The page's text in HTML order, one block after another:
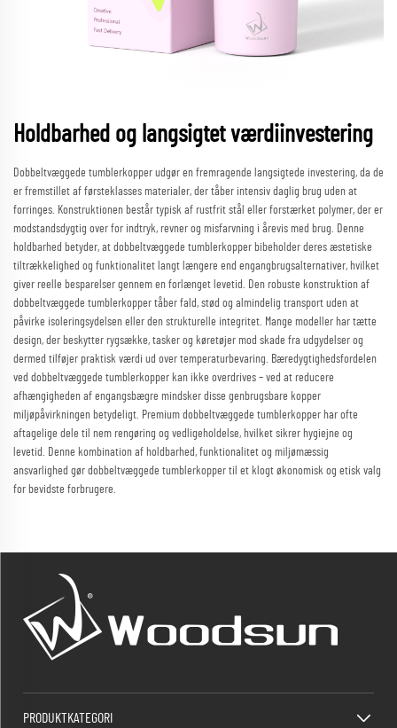
Holdbarhed og langsigtet værdiinvestering
Dobbeltvæggede tumblerkopper udgør en fremragende langsigtede investering, da de
er fremstillet af førsteklasses materialer, der tåber intensiv daglig brug uden at
forringes. Konstruktionen består typisk af rustfrit stål eller forstærket polymer, der er
modstandsdygtig over for indtryk, revner og misfarvning i årevis med brug. Denne
holdbarhed betyder, at dobbeltvæggede tumblerkopper bibeholder deres æstetiske
tiltrækkelighed og funktionalitet langt længere end engangbrugsalternativer, hvilket
giver reelle besparelser gennem en forlænget levetid. Den robuste konstruktion af
dobbeltvæggede tumblerkopper tåber fald, stød og almindelig transport uden at
påvirke isoleringsydelsen eller den strukturelle integritet. Mange modeller har tætte
design, der beskytter rygsække, tasker og køretøjer mod skade fra udgydelser og
dermed tilføjer praktisk værdi ud over temperaturbevaring. Bæredygtighedsfordelen
ved dobbeltvæggede tumblerkopper kan ikke overdrives – ved at reducere
afhængigheden af engangsbægre mindsker disse genbrugsbare kopper
miljøpåvirkningen betydeligt. Premium dobbeltvæggede tumblerkopper har ofte
aftagelige dele til nem rengøring og vedligeholdelse, hvilket sikrer hygiejne og
levetid. Denne kombination af holdbarhed, funktionalitet og miljømæssig
ansvarlighed gør dobbeltvæggede tumblerkopper til et klogt økonomisk og etisk valg
for bevidste forbrugere.
PRODUKTKATEGORI